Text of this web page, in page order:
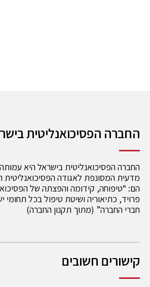
החברה הפסיכואנליטית
החברה הפסיכואנליטית בישראל היא
מדעית המסונפת לאגודה הפסיכואנליטית
הם: “טיפוחה, קידומה והפצתה של
פרויד, כתיאוריה ושיטת טיפול בכל תחומי
חברי החברה” (מתוך תקנון החברה)
קישורים חשובים